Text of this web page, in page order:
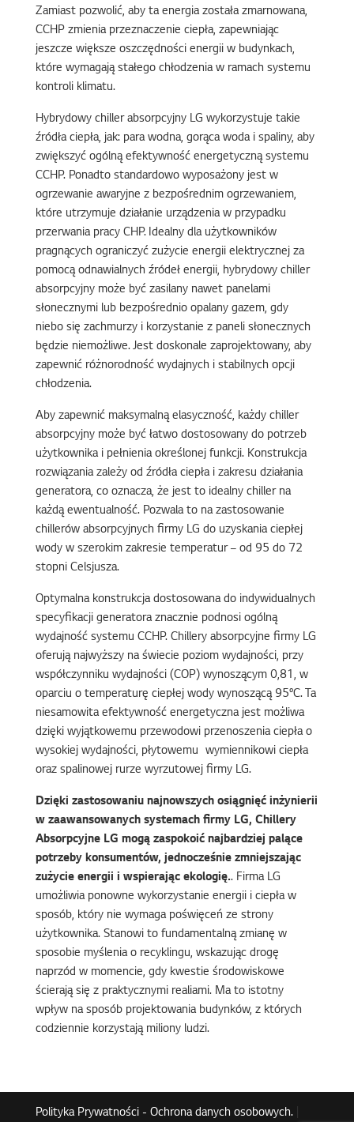
Zamiast pozwolić, aby ta energia została zmarnowana,
CCHP zmienia przeznaczenie ciepła, zapewniając
jeszcze większe oszczędności energii w budynkach,
które wymagają stałego chłodzenia w ramach systemu
kontroli klimatu.
Hybrydowy chiller absorpcyjny LG wykorzystuje takie
źródła ciepła, jak: para wodna, gorąca woda i spaliny, aby
zwiększyć ogólną efektywność energetyczną systemu
CCHP. Ponadto standardowo wyposażony jest w
ogrzewanie awaryjne z bezpośrednim ogrzewaniem,
które utrzymuje działanie urządzenia w przypadku
przerwania pracy CHP. Idealny dla użytkowników
pragnących ograniczyć zużycie energii elektrycznej za
pomocą odnawialnych źródeł energii, hybrydowy chiller
absorpcyjny może być zasilany nawet panelami
słonecznymi lub bezpośrednio opalany gazem, gdy
niebo się zachmurzy i korzystanie z paneli słonecznych
będzie niemożliwe. Jest doskonale zaprojektowany, aby
zapewnić różnorodność wydajnych i stabilnych opcji
chłodzenia.
Aby zapewnić maksymalną elasyczność, każdy chiller
absorpcyjny może być łatwo dostosowany do potrzeb
użytkownika i pełnienia określonej funkcji. Konstrukcja
rozwiązania zależy od źródła ciepła i zakresu działania
generatora, co oznacza, że jest to idealny chiller na
każdą ewentualność. Pozwala to na zastosowanie
chillerów absorpcyjnych firmy LG do uzyskania ciepłej
wody w szerokim zakresie temperatur – od 95 do 72
stopni Celsjusza.
Optymalna konstrukcja dostosowana do indywidualnych
specyfikacji generatora znacznie podnosi ogólną
wydajność systemu CCHP. Chillery absorpcyjne firmy LG
oferują najwyższy na świecie poziom wydajności, przy
współczynniku wydajności (COP) wynoszącym 0,81, w
oparciu o temperaturę ciepłej wody wynoszącą 95°C. Ta
niesamowita efektywność energetyczna jest możliwa
dzięki wyjątkowemu przewodowi przenoszenia ciepła o
wysokiej wydajności, płytowemu wymiennikowi ciepła
oraz spalinowej rurze wyrzutowej firmy LG.
Dzięki zastosowaniu najnowszych osiągnięć inżynierii
w zaawansowanych systemach firmy LG, Chillery
Absorpcyjne LG mogą zaspokoić najbardziej palące
potrzeby konsumentów, jednocześnie zmniejszając
zużycie energii i wspierając ekologię.. Firma LG
umożliwia ponowne wykorzystanie energii i ciepła w
sposób, który nie wymaga poświęceń ze strony
użytkownika. Stanowi to fundamentalną zmianę w
sposobie myślenia o recyklingu, wskazując drogę
naprzód w momencie, gdy kwestie środowiskowe
ścierają się z praktycznymi realiami. Ma to istotny
wpływ na sposób projektowania budynków, z których
codziennie korzystają miliony ludzi.
Polityka Prywatności - Ochrona danych osobowych.|